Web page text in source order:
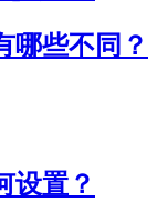
哪些不同？
设置？